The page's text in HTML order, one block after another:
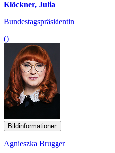
Klöckner, Julia
Bundestagspräsidentin
()
Bildinformationen
Agnieszka Brugger